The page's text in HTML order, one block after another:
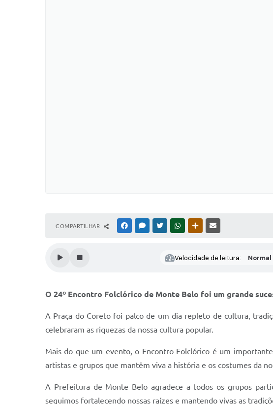
COMPARTILHAR FACEBOOKMESSENGER
TWITTERWHATSAPPOUTRAS MÍDIAS
Velocidade de leitura:
O 24º Encontro Folclórico de Monte Belo foi um grande
A Praça do Coreto foi palco de um dia repleto de cultura,
celebraram as riquezas da nossa cultura popular.
Mais do que um evento, o Encontro Folclórico é um
artistas e grupos que mantêm viva a história e os costumes da
A Prefeitura de Monte Belo agradece a todos os grupos
seguimos fortalecendo nossas raízes e mantendo vivas as